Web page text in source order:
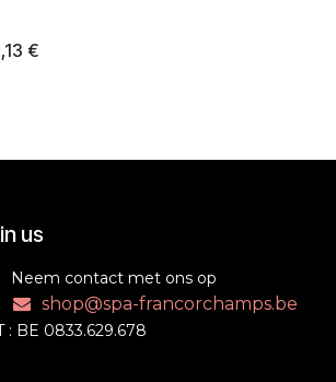
€
us
Neem contact met ons op
shop@spa-francorchamps.be
: BE 0833.629.678